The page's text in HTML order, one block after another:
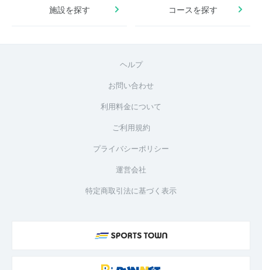
施設を探す コースを探す
ヘルプ
お問い合わせ
利用料金について
ご利用規約
プライバシーポリシー
運営会社
特定商取引法に基づく表示